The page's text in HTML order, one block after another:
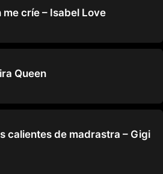
críe – Isabel Love
Queen
calientes de madrastra – Gigi